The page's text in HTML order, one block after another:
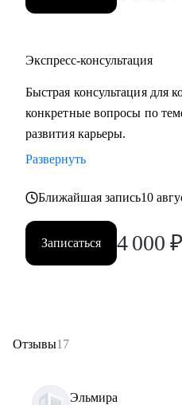
Экспресс-консультация
Быстрая консультация для
конкретные вопросы по
развития карьеры.
Развернуть
Ближайшая запись10
Записаться 4 000 ₽
Отзывы17
Эльмира